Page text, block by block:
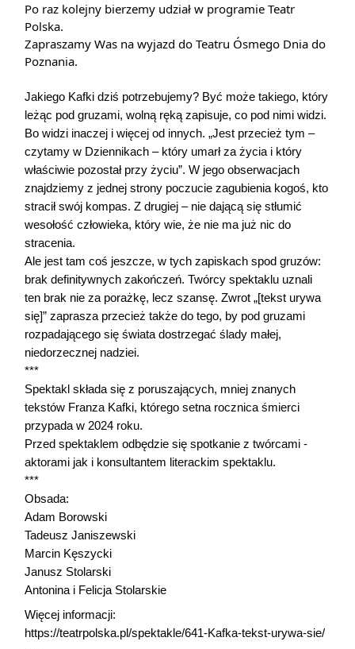
Po raz kolejny bierzemy udział w programie Teatr
Polska.
Zapraszamy Was na wyjazd do Teatru Ósmego Dnia do
Poznania.
Jakiego Kafki dziś potrzebujemy? Być może takiego, który
leżąc pod gruzami, wolną ręką zapisuje, co pod nimi widzi.
Bo widzi inaczej i więcej od innych. „Jest przecież tym –
czytamy w Dziennikach – który umarł za życia i który
właściwie pozostał przy życiu”. W jego obserwacjach
znajdziemy z jednej strony poczucie zagubienia kogoś, kto
stracił swój kompas. Z drugiej – nie dającą się stłumić
wesołość człowieka, który wie, że nie ma już nic do
stracenia.
Ale jest tam coś jeszcze, w tych zapiskach spod gruzów:
brak definitywnych zakończeń. Twórcy spektaklu uznali
ten brak nie za porażkę, lecz szansę. Zwrot „[tekst urywa
się]” zaprasza przecież także do tego, by pod gruzami
rozpadającego się świata dostrzegać ślady małej,
niedorzecznej nadziei.
***
Spektakl składa się z poruszających, mniej znanych
tekstów Franza Kafki, którego setna rocznica śmierci
przypada w 2024 roku.
Przed spektaklem odbędzie się spotkanie z twórcami -
aktorami jak i konsultantem literackim spektaklu.
***
Obsada:
Adam Borowski
Tadeusz Janiszewski
Marcin Kęszycki
Janusz Stolarski
Antonina i Felicja Stolarskie
Więcej informacji:
https://teatrpolska.pl/spektakle/641-Kafka-tekst-urywa-sie/